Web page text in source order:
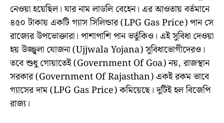
নেওয়া হয়েছিল। যার নাম লাডলি বেহেন। এর আওতায় বর্তমানে
৪৫০ টাকায় একটি গ্যাস সিলিন্ডার (LPG Gas Price) পান সে
রাজ্যের উপভোক্তারা। পাশাপাশি পান ভর্তুকিও। এই সুবিধা দেওয়া
হয় উজ্জ্বলা যোজনা (Ujjwala Yojana) সুবিধাভোগীদেরও।
তবে শুধু গোয়াতেই (Government Of Goa) নয়, রাজস্থান
সরকার (Government Of Rajasthan) একই রকম ভাবে
গ্যাসের দাম (LPG Gas Price) কমিয়েছে। দুটিই হল বিজেপি
রাজ্য।